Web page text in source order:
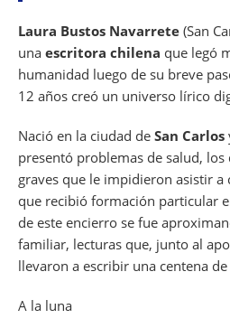
o
o
k
p
p
m s
Laura Bustos Navarrete (San
una escritora chilena que legó
humanidad luego de su breve
12 años creó un universo lírico
Nació en la ciudad de San Carlos
presentó problemas de salud, los
graves que le impidieron asistir a
que recibió formación particular
de este encierro se fue
familiar, lecturas que, junto al
llevaron a escribir una centena
A la luna